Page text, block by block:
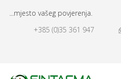
...mjesto vašeg povjerenja.
+385 (0)35 361 947